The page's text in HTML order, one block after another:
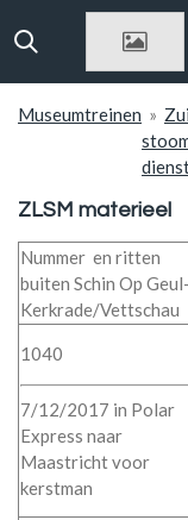
direct
hoofdinhoud
Museumtreinen »
ZLSM materieel
Nummer en ritten
buiten Schin Op Geul-
Kerkrade/Vettschau
1040
7/12/2017 in Polar
Express naar
Maastricht voor
kerstman